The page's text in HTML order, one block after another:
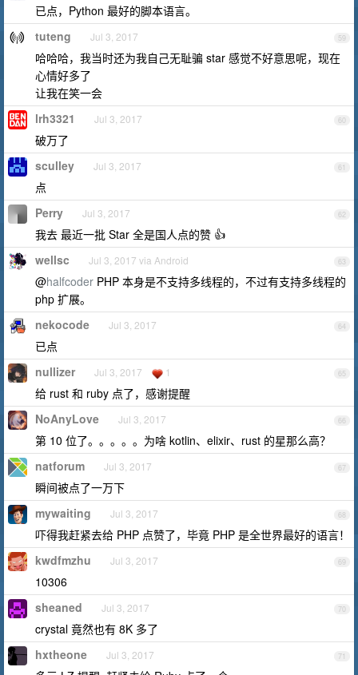
已点，Python 最好的脚本语言。
59
tuteng Jul 3, 2017
哈哈哈，我当时还为我自己无耻骗 star 感觉不好意思呢，现在
心情好多了
让我在笑一会
60
lrh3321 Jul 3, 2017
破万了
61
sculley Jul 3, 2017
点
62
Perry Jul 3, 2017
我去 最近一批 Star 全是国人点的赞 👍
63
wellsc Jul 3, 2017 via Android
@halfcoder PHP 本身是不支持多线程的，不过有支持多线程的
php 扩展。
64
nekocode Jul 3, 2017
已点
65
nullizer Jul 3, 2017 1
给 rust 和 ruby 点了，感谢提醒
66
NoAnyLove Jul 3, 2017
第 10 位了。。。。。为啥 kotlin、elixir、rust 的星那么高？
67
natforum Jul 3, 2017
瞬间被点了一万下
68
mywaiting Jul 3, 2017
吓得我赶紧去给 PHP 点赞了，毕竟 PHP 是全世界最好的语言！
69
kwdfmzhu Jul 3, 2017
10306
70
sheaned Jul 3, 2017
crystal 竟然也有 8K 多了
71
hxtheone Jul 3, 2017